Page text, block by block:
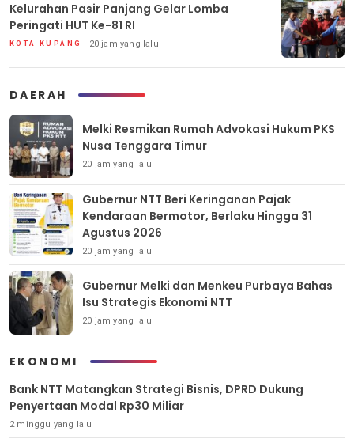
Kelurahan Pasir Panjang Gelar Lomba
Peringati HUT Ke-81 RI
KOTA KUPANG 20 jam yang lalu
DAERAH
Melki Resmikan Rumah Advokasi Hukum PKS
Nusa Tenggara Timur
20 jam yang lalu
Gubernur NTT Beri Keringanan Pajak
Kendaraan Bermotor, Berlaku Hingga 31
Agustus 2026
20 jam yang lalu
Gubernur Melki dan Menkeu Purbaya Bahas
Isu Strategis Ekonomi NTT
20 jam yang lalu
EKONOMI
Bank NTT Matangkan Strategi Bisnis, DPRD Dukung
Penyertaan Modal Rp30 Miliar
2 minggu yang lalu